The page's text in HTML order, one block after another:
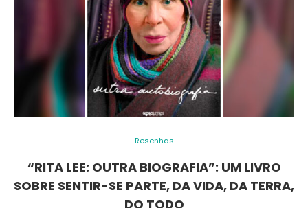
Resenhas
“RITA LEE: OUTRA BIOGRAFIA”: UM LIVRO
SOBRE SENTIR-SE PARTE, DA VIDA, DA TERRA,
DO TODO